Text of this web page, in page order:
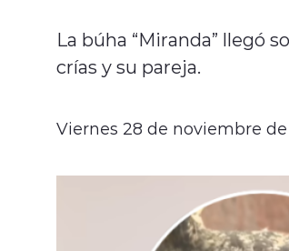
La búha “Miranda” llegó
crías y su pareja.
Viernes 28 de noviembre